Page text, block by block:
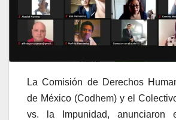
La Comisión de Derechos
de México (Codhem) y el
vs. la Impunidad, anunciaron